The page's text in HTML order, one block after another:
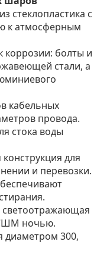
стеклопластика с
к атмосферным
коррозии: болты и
стали, а
кабельных
провода.
стока воды
для
и перевозки.
светоотражающая
ночью.
300,